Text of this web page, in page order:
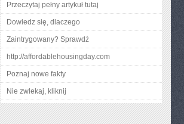
Przeczytaj pełny artykuł tutaj
Dowiedz się, dlaczego
Zaintrygowany? Sprawdź
http://affordablehousingday.com
Poznaj nowe fakty
Nie zwlekaj, kliknij